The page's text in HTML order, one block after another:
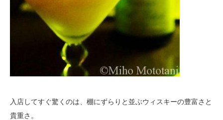
入店してすぐ驚くのは、棚にずらりと並ぶウィスキーの豊富さと
貴重さ。